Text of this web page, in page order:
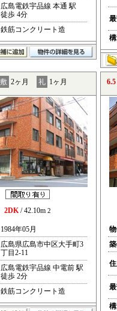
広島電鉄宇品線 本通 駅
徒歩 4分
鉄筋コンクリート造
敷 2ヶ月 礼 1ヶ月
2DK/ 42.10m 2
1984年05月
広島県広島市中区大手町3
丁目2-11
広島電鉄宇品線 中電前 駅
徒歩 2分
鉄筋コンクリート造